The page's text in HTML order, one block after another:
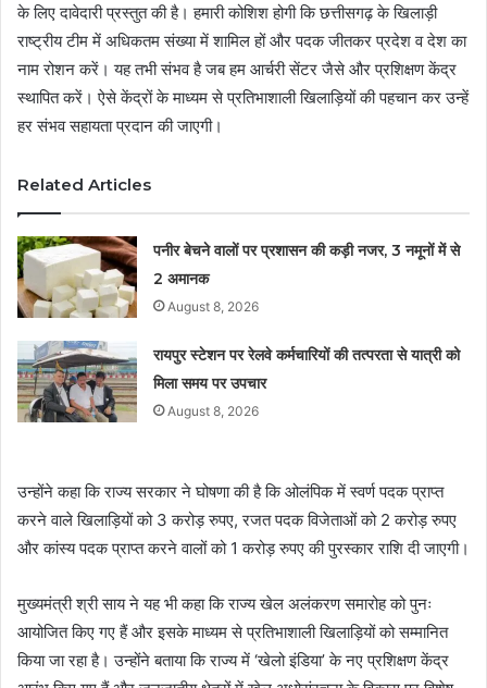
के लिए दावेदारी प्रस्तुत की है। हमारी कोशिश होगी कि छत्तीसगढ़ के खिलाड़ी
राष्ट्रीय टीम में अधिकतम संख्या में शामिल हों और पदक जीतकर प्रदेश व देश का
नाम रोशन करें। यह तभी संभव है जब हम आर्चरी सेंटर जैसे और प्रशिक्षण केंद्र
स्थापित करें। ऐसे केंद्रों के माध्यम से प्रतिभाशाली खिलाड़ियों की पहचान कर उन्हें
हर संभव सहायता प्रदान की जाएगी।
Related Articles
पनीर बेचने वालों पर प्रशासन की कड़ी नजर, 3 नमूनों में से
2 अमानक
August 8, 2026
रायपुर स्टेशन पर रेलवे कर्मचारियों की तत्परता से यात्री को
मिला समय पर उपचार
August 8, 2026
उन्होंने कहा कि राज्य सरकार ने घोषणा की है कि ओलंपिक में स्वर्ण पदक प्राप्त
करने वाले खिलाड़ियों को 3 करोड़ रुपए, रजत पदक विजेताओं को 2 करोड़ रुपए
और कांस्य पदक प्राप्त करने वालों को 1 करोड़ रुपए की पुरस्कार राशि दी जाएगी।
मुख्यमंत्री श्री साय ने यह भी कहा कि राज्य खेल अलंकरण समारोह को पुनः
आयोजित किए गए हैं और इसके माध्यम से प्रतिभाशाली खिलाड़ियों को सम्मानित
किया जा रहा है। उन्होंने बताया कि राज्य में ‘खेलो इंडिया’ के नए प्रशिक्षण केंद्र